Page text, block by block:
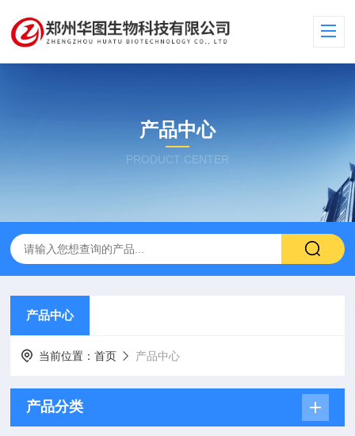
产品中心
PRODUCT CENTER
产品中心
当前位置：首页 产品中心
产品分类